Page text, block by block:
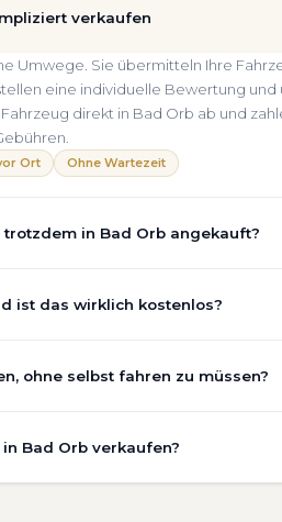
verkaufen
Umwege. Sie übermitteln Ihre
eine individuelle Bewertung
direkt in Bad Orb ab und
Ort Ohne Wartezeit
in Bad Orb angekauft?
Ihres Fahrzeugs fließt
Getriebeschaden Faire Bewertung
ist das wirklich kostenlos?
Pflegezustand und die aktuelle
Seriöse Einschätzung
ohne selbst fahren zu müssen?
Ihrer Wahl in Bad Orb und
Bad Orb verkaufen?